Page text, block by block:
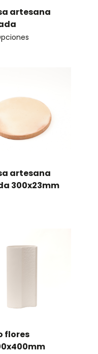
artesana
artesana
300x23mm
flores